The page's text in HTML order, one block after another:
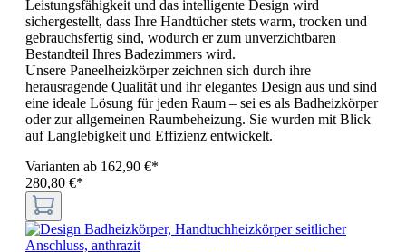
Leistungsfähigkeit und das intelligente Design wird
sichergestellt, dass Ihre Handtücher stets warm, trocken und
gebrauchsfertig sind, wodurch er zum unverzichtbaren
Bestandteil Ihres Badezimmers wird.
Unsere Paneelheizkörper zeichnen sich durch ihre
herausragende Qualität und ihr elegantes Design aus und sind
eine ideale Lösung für jeden Raum – sei es als Badheizkörper
oder zur allgemeinen Raumbeheizung. Sie wurden mit Blick
auf Langlebigkeit und Effizienz entwickelt.
Varianten ab 162,90 €*
280,80 €*